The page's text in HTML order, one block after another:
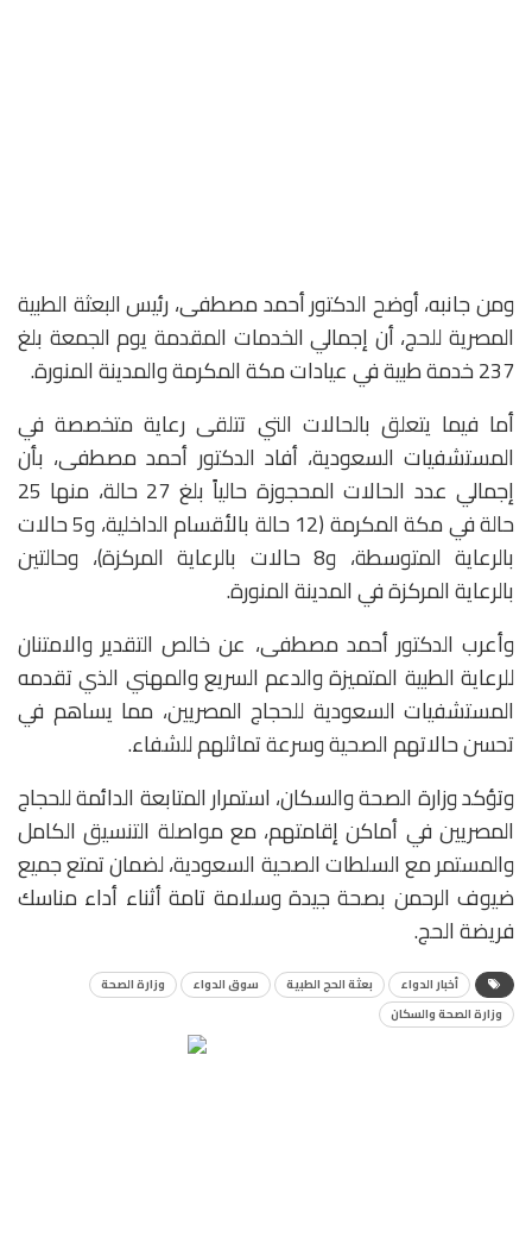
ومن جانبه، أوضح الدكتور أحمد مصطفى، رئيس البعثة الطبية
المصرية للحج، أن إجمالي الخدمات المقدمة يوم الجمعة بلغ
237 خدمة طبية في عيادات مكة المكرمة والمدينة المنورة.
أما فيما يتعلق بالحالات التي تتلقى رعاية متخصصة في
المستشفيات السعودية، أفاد الدكتور أحمد مصطفى، بأن
إجمالي عدد الحالات المحجوزة حالياً بلغ 27 حالة، منها 25
حالة في مكة المكرمة (12 حالة بالأقسام الداخلية، و5 حالات
بالرعاية المتوسطة، و8 حالات بالرعاية المركزة)، وحالتين
بالرعاية المركزة في المدينة المنورة.
وأعرب الدكتور أحمد مصطفى، عن خالص التقدير والامتنان
للرعاية الطبية المتميزة والدعم السريع والمهني الذي تقدمه
المستشفيات السعودية للحجاج المصريين، مما يساهم في
تحسن حالاتهم الصحية وسرعة تماثلهم للشفاء.
وتؤكد وزارة الصحة والسكان، استمرار المتابعة الدائمة للحجاج
المصريين في أماكن إقامتهم، مع مواصلة التنسيق الكامل
والمستمر مع السلطات الصحية السعودية، لضمان تمتع جميع
ضيوف الرحمن بصحة جيدة وسلامة تامة أثناء أداء مناسك
فريضة الحج.
أخبار الدواء بعثة الحج الطبية سوق الدواء
وزارة الصحة
وزارة الصحة والسكان